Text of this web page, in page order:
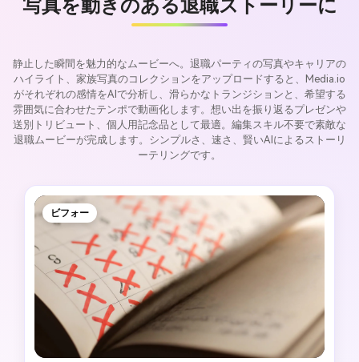
写真を動きのある退職ストーリーに
静止した瞬間を魅力的なムービーへ。退職パーティの写真やキャリアの
ハイライト、家族写真のコレクションをアップロードすると、Media.io
がそれぞれの感情をAIで分析し、滑らかなトランジションと、希望する
雰囲気に合わせたテンポで動画化します。想い出を振り返るプレゼンや
送別トリビュート、個人用記念品として最適。編集スキル不要で素敵な
退職ムービーが完成します。シンプルさ、速さ、賢いAIによるストーリ
ーテリングです。
ビフォー